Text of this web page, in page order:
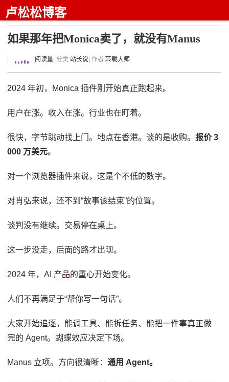
卢松松博客
如果那年把Monica卖了，就没有Manus
阅读量 | 分类:站长说 | 作者:转载大师
2024 年初，Monica 插件刚开始真正跑起来。
用户在涨。收入在涨。行业也在盯着。
很快，字节跳动找上门。地点在香港。谈的是收购。报价 3
000 万美元。
对一个浏览器插件来说，这是个不低的数字。
对肖弘来说，还不到“故事该结束”的位置。
谈判没有继续。交易停在桌上。
这一步没走，后面的路才出现。
2024 年，AI 产品的重心开始变化。
人们不再满足于“帮你写一句话”。
大家开始追逐，能调工具、能拆任务、能把一件事真正做
完的 Agent。蝴蝶效应决定下场。
Manus 立项。方向很清晰：通用 Agent。